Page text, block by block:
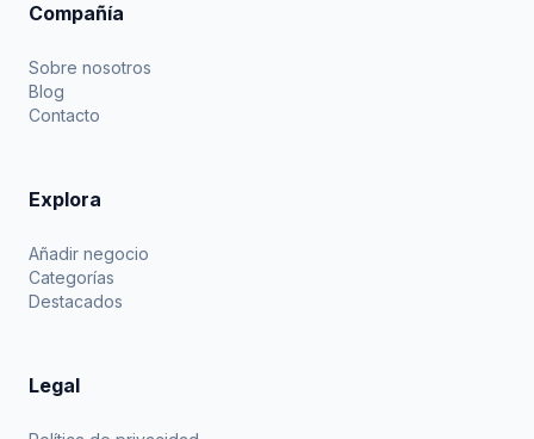
Compañía
Sobre nosotros
Blog
Contacto
Explora
Añadir negocio
Categorías
Destacados
Legal